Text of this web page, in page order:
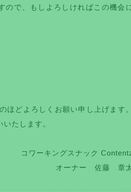
ので、もしよろしければこの機会
ほどよろしくお願い申し上げます。
たします。
コワーキングスナック
オーナー 佐藤 章